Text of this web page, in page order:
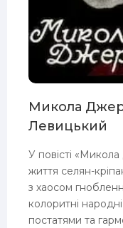
Микола
Левицький
У повісті
життя селян-
з хаосом
колоритні
постатями та